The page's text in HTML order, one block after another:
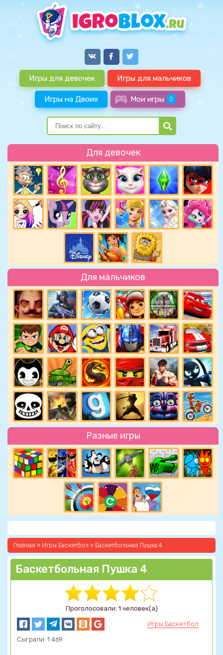
Игры для девочек Игры для мальчиков
Игры на Двоих Мои игры 0
Для девочек
Для мальчиков
Разные игры
Главная » Игры Баскетбол » Баскетбольная Пушка 4
Баскетбольная Пушка 4
Проголосовали: 1 человек(а)
Игры Баскетбол
Сыграли: 1 469